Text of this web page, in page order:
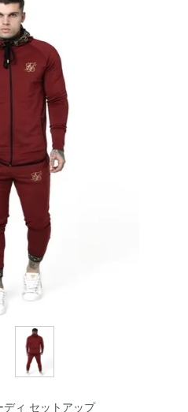
ディ セットアップ